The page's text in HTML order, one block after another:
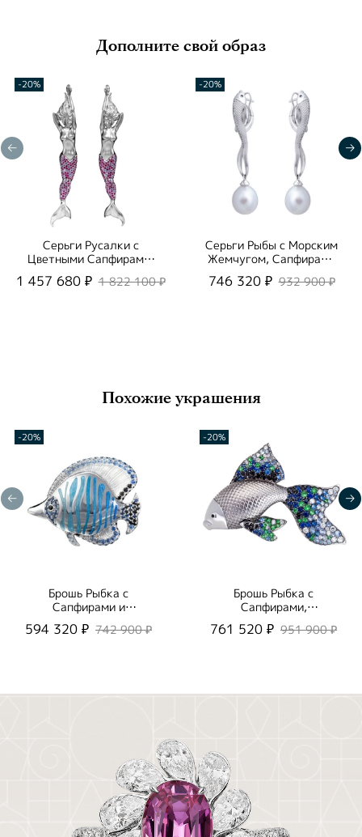
Дополните свой образ
-20%
Серьги Русалки с
Цветными Сапфирами,
E0163-0/2
1 457 680 ₽ 1 822 100 ₽
-20%
Серьги Рыбы с Морским
Жемчугом, Сапфирами
и Бриллиантами,
E0251-0/14
746 320 ₽ 932 900 ₽
Похожие украшения
-20%
Брошь Рыбка с
Сапфирами и
Бриллиантами, Эмаль,
Brs0252-1/2
594 320 ₽ 742 900 ₽
-20%
Брошь Рыбка с
Сапфирами,
Цаворитами и
Бриллиантами,
761 520 ₽ 951 900 ₽